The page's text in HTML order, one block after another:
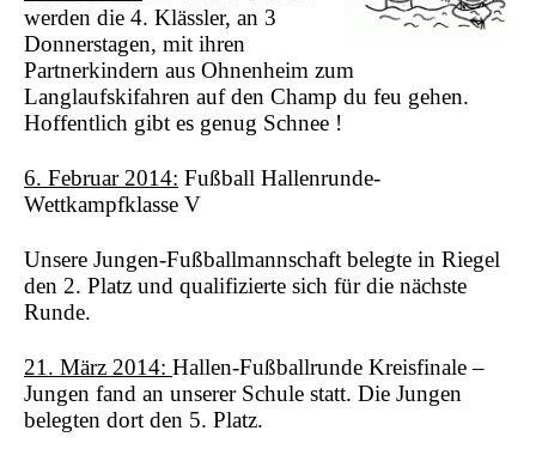
werden die 4. Klässler, an 3
Donnerstagen, mit ihren
Partnerkindern aus Ohnenheim zum
Langlaufskifahren auf den Champ du feu gehen.
Hoffentlich gibt es genug Schnee !
6. Februar 2014: Fußball Hallenrunde-
Wettkampfklasse V
Unsere Jungen-Fußballmannschaft belegte in Riegel
den 2. Platz und qualifizierte sich für die nächste
Runde.
21. März 2014: Hallen-Fußballrunde Kreisfinale –
Jungen fand an unserer Schule statt. Die Jungen
belegten dort den 5. Platz.